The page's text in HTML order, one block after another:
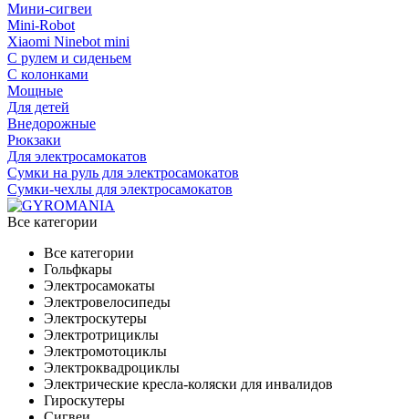
Мини-сигвеи
Mini-Robot
Xiaomi Ninebot mini
С рулем и сиденьем
С колонками
Мощные
Для детей
Внедорожные
Рюкзаки
Для электросамокатов
Сумки на руль для электросамокатов
Сумки-чехлы для электросамокатов
Все категории
Все категории
Гольфкары
Электросамокаты
Электровелосипеды
Электроскутеры
Электротрициклы
Электромотоциклы
Электроквадроциклы
Электрические кресла-коляски для инвалидов
Гироскутеры